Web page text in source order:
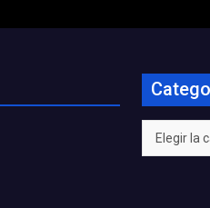
Categorías